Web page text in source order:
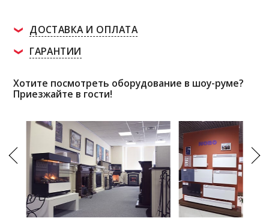
ДОСТАВКА И ОПЛАТА
ГАРАНТИИ
Хотите посмотреть оборудование в шоу-руме?
Приезжайте в гости!